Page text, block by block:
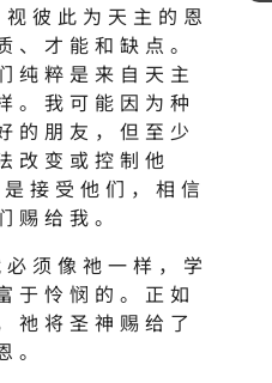
彼此为天主的恩
、才能和缺点。
纯粹是来自天主
。我可能因为种
的朋友，但至少
改变或控制他
接受他们，相信
赐给我。
须像祂一样，学
于怜悯的。正如
祂将圣神赐给了
。